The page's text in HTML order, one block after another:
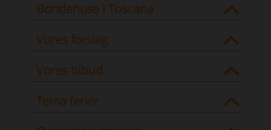
Bondehuse i Toscana
Vores forslag
Vores tilbud
Tema ferier